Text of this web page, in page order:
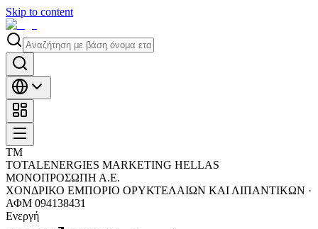
Skip to content
TM
TOTALENERGIES MARKETING HELLAS
ΜΟΝΟΠΡΟΣΩΠΗ Α.Ε.
ΧΟΝΔΡΙΚΟ ΕΜΠΟΡΙΟ ΟΡΥΚΤΕΛΑΙΩΝ ΚΑΙ ΛΙΠΑΝΤΙΚΩΝ ·
ΑΦΜ 094138431
Ενεργή